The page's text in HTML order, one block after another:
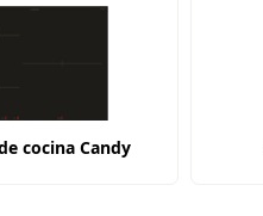
cocina Candy